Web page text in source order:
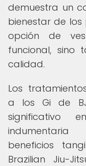
demuestra un
bienestar de
opción de
funcional, sino
calidad.
Los
a los Gi de
significativo
beneficios
Brazilian Jiu-